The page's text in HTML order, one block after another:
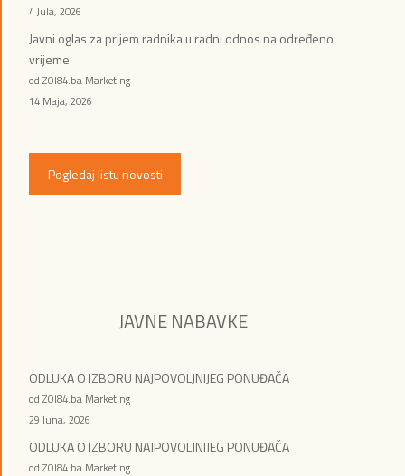
4 Jula, 2026
Javni oglas za prijem radnika u radni odnos na određeno
vrijeme
od ZOI84.ba Marketing
14 Maja, 2026
Pogledaj listu novosti
JAVNE NABAVKE
ODLUKA O IZBORU NAJPOVOLJNIJEG PONUĐAČA
od ZOI84.ba Marketing
29 Juna, 2026
ODLUKA O IZBORU NAJPOVOLJNIJEG PONUĐAČA
od ZOI84.ba Marketing